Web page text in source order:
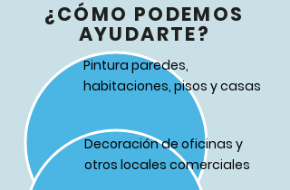
¿CÓMO PODEMOS
AYUDARTE?
Pintura paredes,
habitaciones, pisos y casas
Decoración de oficinas y
otros locales comerciales